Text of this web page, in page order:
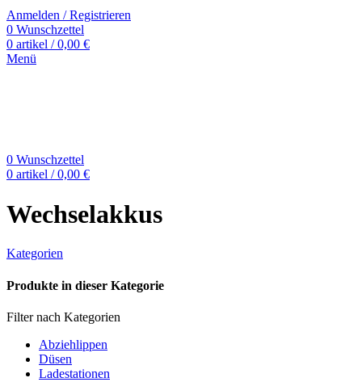
Anmelden / Registrieren
0 Wunschzettel
0 artikel / 0,00 €
Menü
0 Wunschzettel
0 artikel / 0,00 €
Wechselakkus
Kategorien
Produkte in dieser Kategorie
Filter nach Kategorien
Abziehlippen
Düsen
Ladestationen